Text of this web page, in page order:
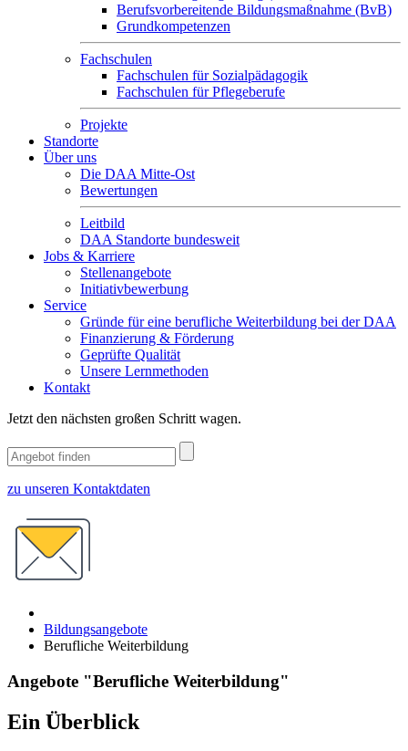
Berufsvorbereitende Bildungsmaßnahme (BvB)
Grundkompetenzen
Fachschulen
Fachschulen für Sozialpädagogik
Fachschulen für Pflegeberufe
Projekte
Standorte
Über uns
Die DAA Mitte-Ost
Bewertungen
Leitbild
DAA Standorte bundesweit
Jobs & Karriere
Stellenangebote
Initiativbewerbung
Service
Gründe für eine berufliche Weiterbildung bei der DAA
Finanzierung & Förderung
Geprüfte Qualität
Unsere Lernmethoden
Kontakt
Jetzt den nächsten großen Schritt wagen.
zu unseren Kontaktdaten
Bildungsangebote
Berufliche Weiterbildung
Angebote "Berufliche Weiterbildung"
Ein Überblick